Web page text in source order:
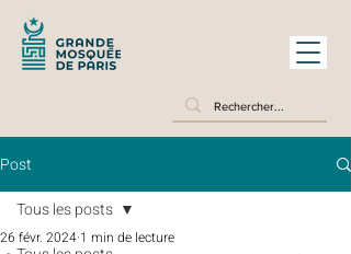
Post
Tous les posts
26 févr. 2024 1 min de lecture